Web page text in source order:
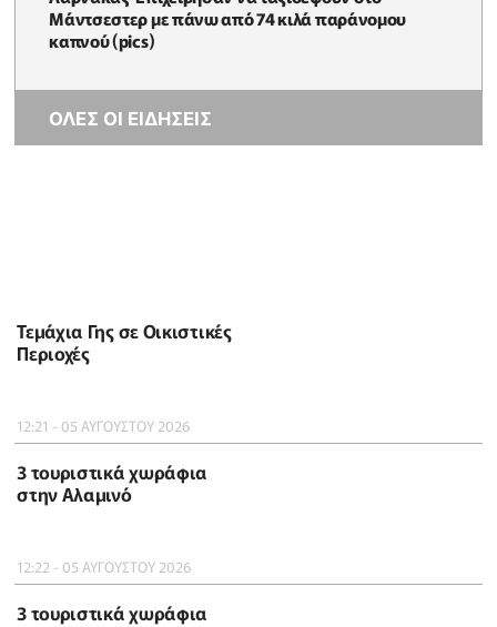
Μάντσεστερ με πάνω από 74 κιλά παράνομου
καπνού (pics)
ΟΛΕΣ ΟΙ ΕΙΔΗΣΕΙΣ
Τεμάχια Γης σε Οικιστικές
3 τουριστικά χωράφια